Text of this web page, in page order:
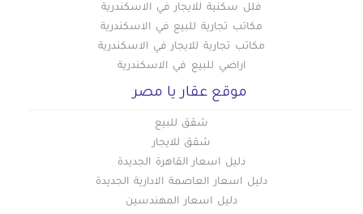
فلل سكنية للايجار في الاسكندرية
مكاتب تجارية للبيع في الاسكندرية
مكاتب تجارية للايجار في الاسكندرية
اراضي للبيع في الاسكندرية
موقع عقار يا مصر
شقق للبيع
شقق للايجار
دليل اسعار القاهرة الجديدة
دليل اسعار العاصمة الادارية الجديدة
دليل اسعار المهندسين